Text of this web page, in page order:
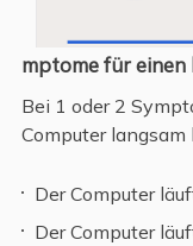
mptome für einen
Bei 1 oder 2
Computer langsam
Der Computer
Der Computer